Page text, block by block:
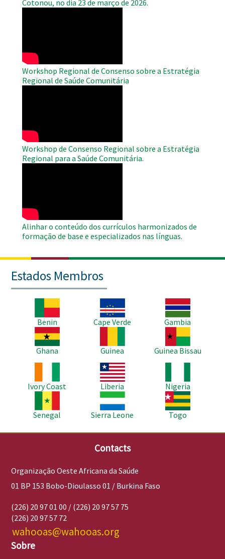
Cotonou, no dia 23 de março de 2026.
Workshop Regional de Consenso sobre a Estratégia
Regional de Saúde Comunitária
Workshop de Consenso Regional sobre a Estratégia
Regional para a Saúde Comunitária.
Alinhar o conteúdo dos currículos harmonizados de
formação de base e especializados nas línguas.
Estados Membros
Benin
Imagem
Cape Verde
Imagem
Gambia
Imagem
Ghana
Guinea
Imagem
Guinea Bissau
Ivory Coast
Imagem
Liberia
Nigeria
Imagem
Senegal
Imagem
Sierra Leone
Imagem
Togo
Contacts
Organização Oeste Africana da Saúde
01 BP 153 Bobo-Dioulasso 01 / Burkina Faso
(226) 20 97 01 00 / (226) 20 97 57 75
(226) 20 97 57 72
wahooas@wahooas.org
Sobre